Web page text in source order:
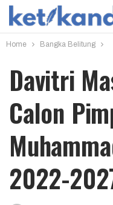
Home Bangka Belitung
Davitri
Calon
2022-